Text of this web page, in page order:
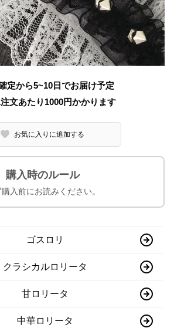
定から5~10日でお届け予定
文あたり 1000円かかります
お気に入りに追加する
購入時のルール
入前にお読みください。
ゴスロリ
クラシカルロリータ
甘ロリータ
中華ロリータ